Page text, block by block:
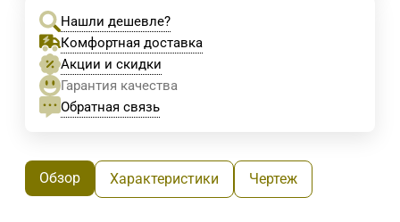
Нашли дешевле?
Комфортная доставка
Акции и скидки
Гарантия качества
Обратная связь
Обзор Характеристики Чертеж